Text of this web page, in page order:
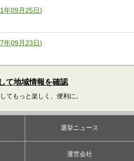
年09月25日)
年09月23日)
て地域情報を確認
てもっと楽しく、便利に。
選挙ニュース
運営会社